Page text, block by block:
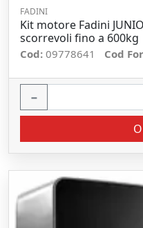
FADINI
Kit motore Fadini
scorrevoli fino a 600kg
Cod: 09778641 Cod
−